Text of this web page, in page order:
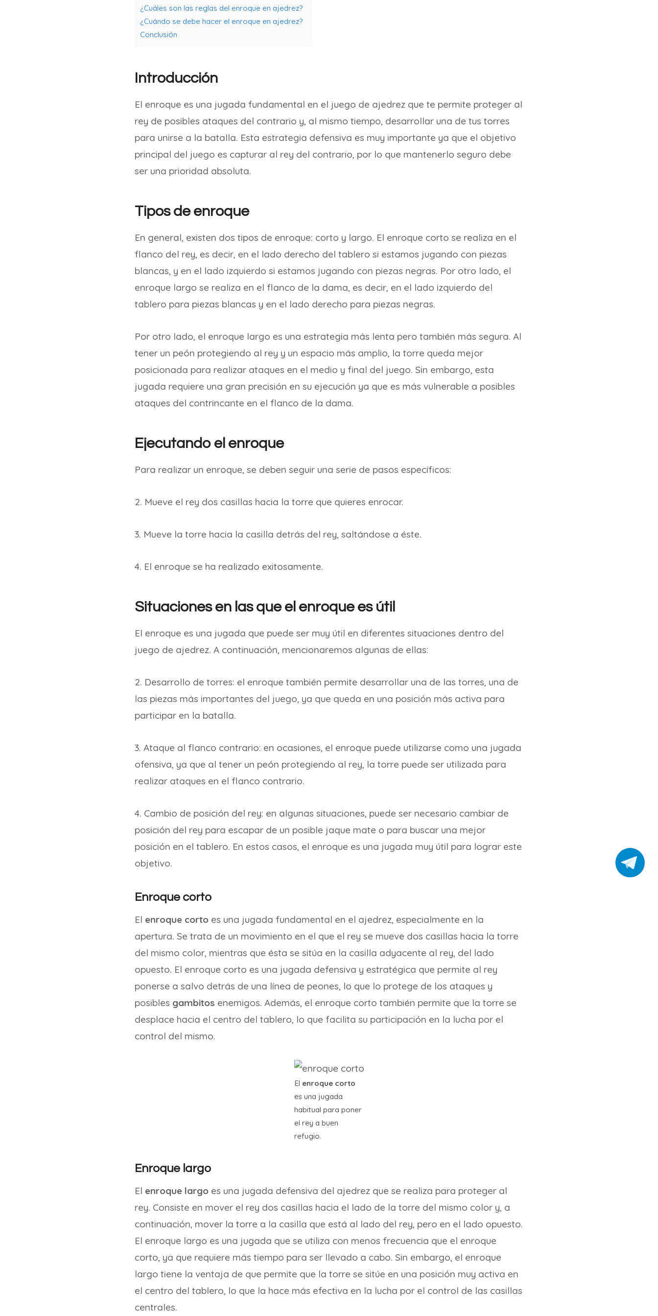
¿Cuáles son las reglas del enroque en ajedrez?
¿Cuándo se debe hacer el enroque en ajedrez?
Conclusión
Introducción
El enroque es una jugada fundamental en el juego de ajedrez que te permite proteger al
rey de posibles ataques del contrario y, al mismo tiempo, desarrollar una de tus torres
para unirse a la batalla. Esta estrategia defensiva es muy importante ya que el objetivo
principal del juego es capturar al rey del contrario, por lo que mantenerlo seguro debe
ser una prioridad absoluta.
Tipos de enroque
En general, existen dos tipos de enroque: corto y largo. El enroque corto se realiza en el
flanco del rey, es decir, en el lado derecho del tablero si estamos jugando con piezas
blancas, y en el lado izquierdo si estamos jugando con piezas negras. Por otro lado, el
enroque largo se realiza en el flanco de la dama, es decir, en el lado izquierdo del
tablero para piezas blancas y en el lado derecho para piezas negras.
Por otro lado, el enroque largo es una estrategia más lenta pero también más segura. Al
tener un peón protegiendo al rey y un espacio más amplio, la torre queda mejor
posicionada para realizar ataques en el medio y final del juego. Sin embargo, esta
jugada requiere una gran precisión en su ejecución ya que es más vulnerable a posibles
ataques del contrincante en el flanco de la dama.
Ejecutando el enroque
Para realizar un enroque, se deben seguir una serie de pasos específicos:
2. Mueve el rey dos casillas hacia la torre que quieres enrocar.
3. Mueve la torre hacia la casilla detrás del rey, saltándose a éste.
4. El enroque se ha realizado exitosamente.
Situaciones en las que el enroque es útil
El enroque es una jugada que puede ser muy útil en diferentes situaciones dentro del
juego de ajedrez. A continuación, mencionaremos algunas de ellas:
2. Desarrollo de torres: el enroque también permite desarrollar una de las torres, una de
las piezas más importantes del juego, ya que queda en una posición más activa para
participar en la batalla.
3. Ataque al flanco contrario: en ocasiones, el enroque puede utilizarse como una jugada
ofensiva, ya que al tener un peón protegiendo al rey, la torre puede ser utilizada para
realizar ataques en el flanco contrario.
4. Cambio de posición del rey: en algunas situaciones, puede ser necesario cambiar de
posición del rey para escapar de un posible jaque mate o para buscar una mejor
posición en el tablero. En estos casos, el enroque es una jugada muy útil para lograr este
objetivo.
Enroque corto
El enroque corto es una jugada fundamental en el ajedrez, especialmente en la
apertura. Se trata de un movimiento en el que el rey se mueve dos casillas hacia la torre
del mismo color, mientras que ésta se sitúa en la casilla adyacente al rey, del lado
opuesto. El enroque corto es una jugada defensiva y estratégica que permite al rey
ponerse a salvo detrás de una línea de peones, lo que lo protege de los ataques y
posibles gambitos enemigos. Además, el enroque corto también permite que la torre se
desplace hacia el centro del tablero, lo que facilita su participación en la lucha por el
control del mismo.
El enroque corto
es una jugada
habitual para poner
el rey a buen
refugio.
Enroque largo
El enroque largo es una jugada defensiva del ajedrez que se realiza para proteger al
rey. Consiste en mover el rey dos casillas hacia el lado de la torre del mismo color y, a
continuación, mover la torre a la casilla que está al lado del rey, pero en el lado opuesto.
El enroque largo es una jugada que se utiliza con menos frecuencia que el enroque
corto, ya que requiere más tiempo para ser llevado a cabo. Sin embargo, el enroque
largo tiene la ventaja de que permite que la torre se sitúe en una posición muy activa en
el centro del tablero, lo que la hace más efectiva en la lucha por el control de las casillas
centrales.